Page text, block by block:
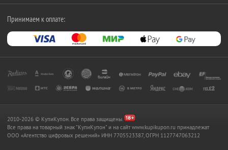
Принимаем к оплате:
2010-2026 © КупиКупон. Все права защищены.
Все права на товарный знак "КупиКупон" и на сайт www.kupikupon.ru принадлежат
OOO «Агентство цифровых решений» ИНН 7705523387, ОГРН 1127747063212